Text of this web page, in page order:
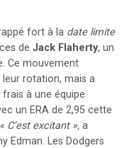
fort à la date limite
de Jack Flaherty, un
Ce mouvement
rotation, mais a
à une équipe
un ERA de 2,95cette
« C’est excitant »,a
Edman. Les Dodgers